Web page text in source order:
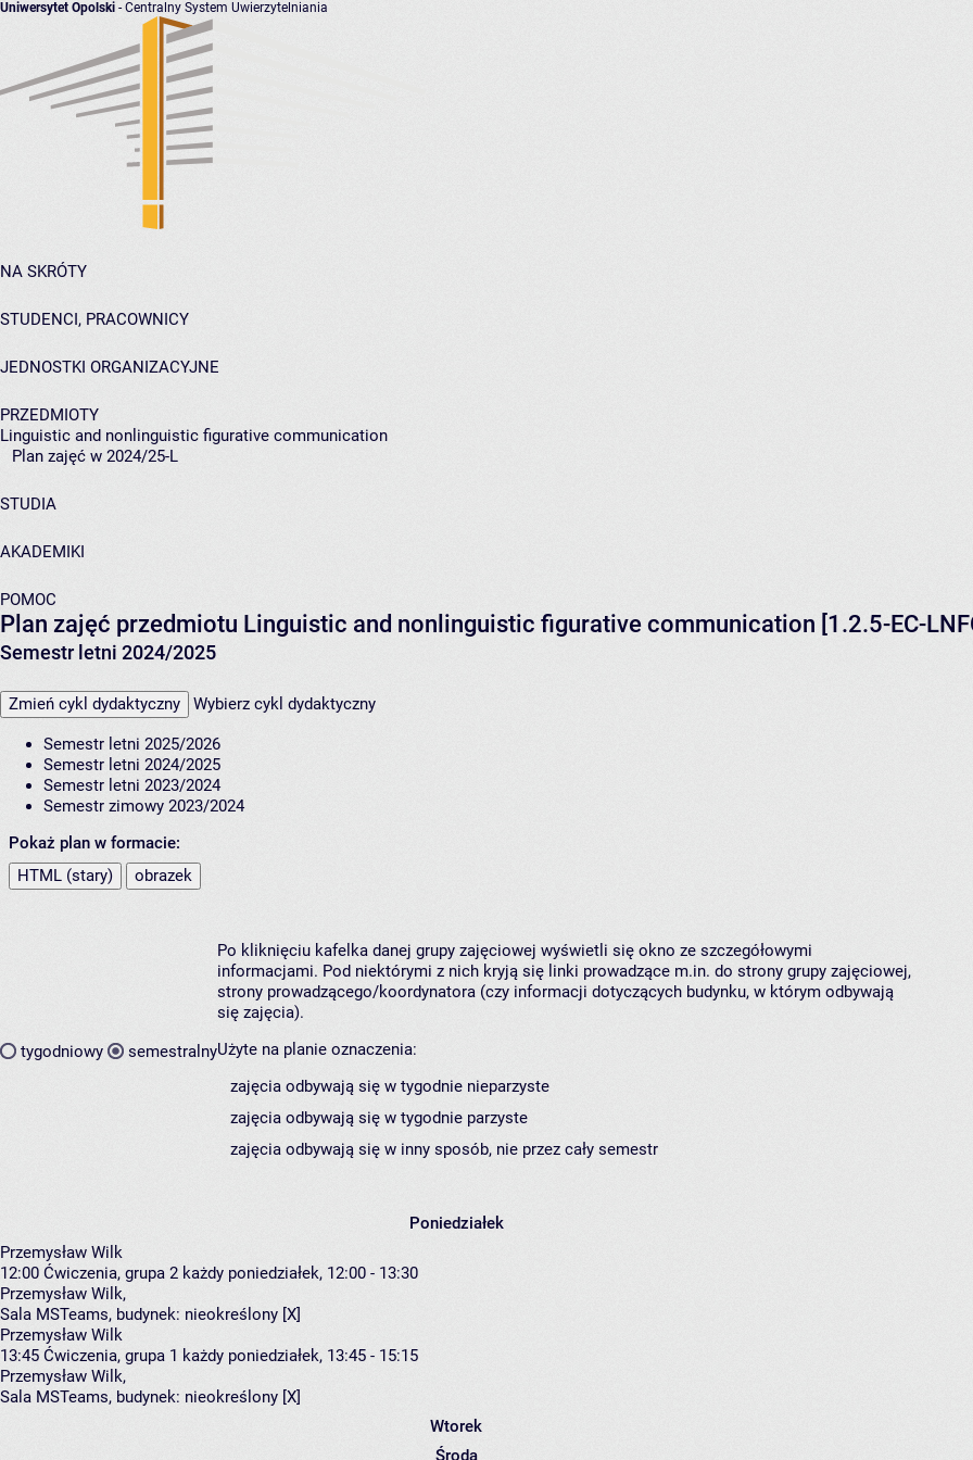
Uniwersytet Opolski - Centralny System Uwierzytelniania
NA SKRÓTY
STUDENCI, PRACOWNICY
JEDNOSTKI ORGANIZACYJNE
PRZEDMIOTY
Linguistic and nonlinguistic figurative communication
Plan zajęć w 2024/25-L
STUDIA
AKADEMIKI
POMOC
Plan zajęć przedmiotu Linguistic and nonlinguistic figurative communication [1.2.5-EC-
Semestr letni 2024/2025
Zmień cykl dydaktyczny Wybierz cykl dydaktyczny
Semestr letni 2025/2026
Semestr letni 2024/2025
Semestr letni 2023/2024
Semestr zimowy 2023/2024
Pokaż plan w formacie:
HTML (stary)
obrazek
tygodniowy semestralny
Po kliknięciu kafelka danej grupy zajęciowej wyświetli się okno ze szczegółowymi
informacjami. Pod niektórymi z nich kryją się linki prowadzące m.in. do strony grupy zajęciowej,
strony prowadzącego/koordynatora (czy informacji dotyczących budynku, w którym odbywają
się zajęcia).
Użyte na planie oznaczenia:
zajęcia odbywają się w tygodnie nieparzyste
zajęcia odbywają się w tygodnie parzyste
zajęcia odbywają się w inny sposób, nie przez cały semestr
Poniedziałek
Przemysław Wilk
12:00 Ćwiczenia, grupa 2 każdy poniedziałek, 12:00 - 13:30
Przemysław Wilk,
Sala MSTeams, budynek: nieokreślony [X]
Przemysław Wilk
13:45 Ćwiczenia, grupa 1 każdy poniedziałek, 13:45 - 15:15
Przemysław Wilk,
Sala MSTeams, budynek: nieokreślony [X]
Wtorek
Środa